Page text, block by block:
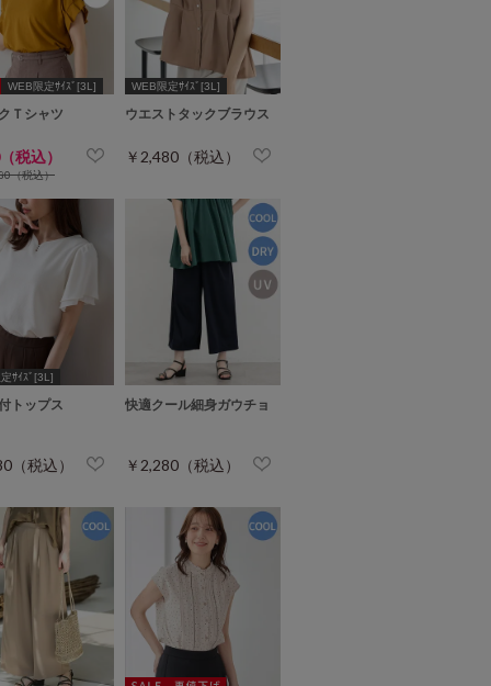
WEB限定ｻｲｽﾞ[3L]
Ｔシャツ
税込）
（税込）
WEB限定ｻｲｽﾞ[3L]
ウエストタックブラウス
￥2,480（税込）
ｻｲｽﾞ[3L]
トップス
（税込）
快適クール細身ガウチョ
￥2,280（税込）